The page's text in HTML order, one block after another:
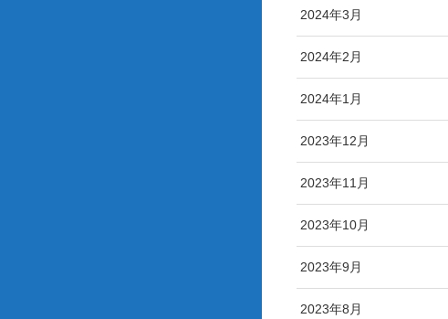
2024年3月
2024年2月
2024年1月
2023年12月
2023年11月
2023年10月
2023年9月
2023年8月